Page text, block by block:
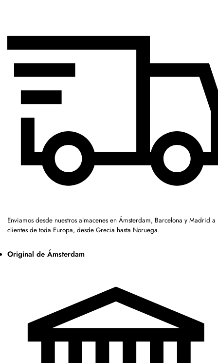
Enviamos desde nuestros almacenes en Ámsterdam, Barcelona y Madrid a
clientes de toda Europa, desde Grecia hasta Noruega.
Original de Ámsterdam